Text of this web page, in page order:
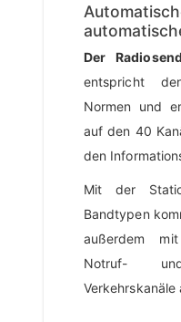
Der
entspricht
Normen und
auf den 40
den
Mit der
Bandtypen
außerdem
Notruf-